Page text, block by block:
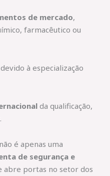
de mercado,
farmacêutico ou
à especialização
da qualificação,
não é apenas uma
de segurança e
abre portas no setor dos